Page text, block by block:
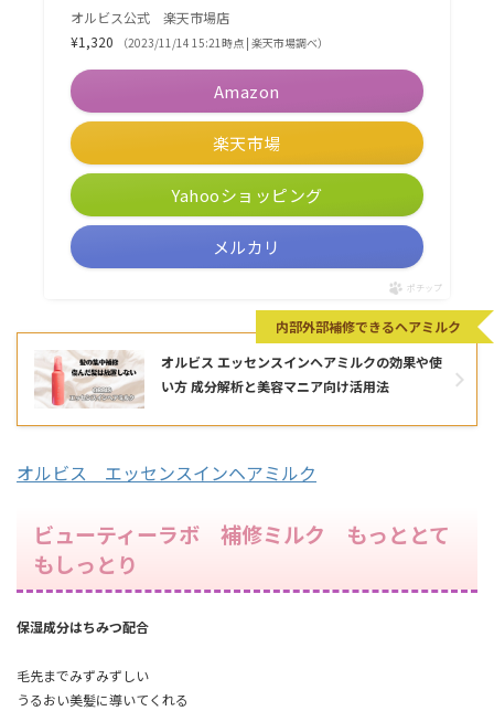
オルビス公式 楽天市場店
¥1,320
（2023/11/14 15:21時点 | 楽天市場調べ）
Amazon
楽天市場
Yahooショッピング
メルカリ
ポチップ
オルビス エッセンスインヘアミルクの効果や使
い方 成分解析と美容マニア向け活用法
内部外部補修できるヘアミルク
オルビス エッセンスインヘアミルク
ビューティーラボ 補修ミルク もっととて
もしっとり
保湿成分はちみつ配合
毛先までみずみずしい
うるおい美髪に導いてくれる